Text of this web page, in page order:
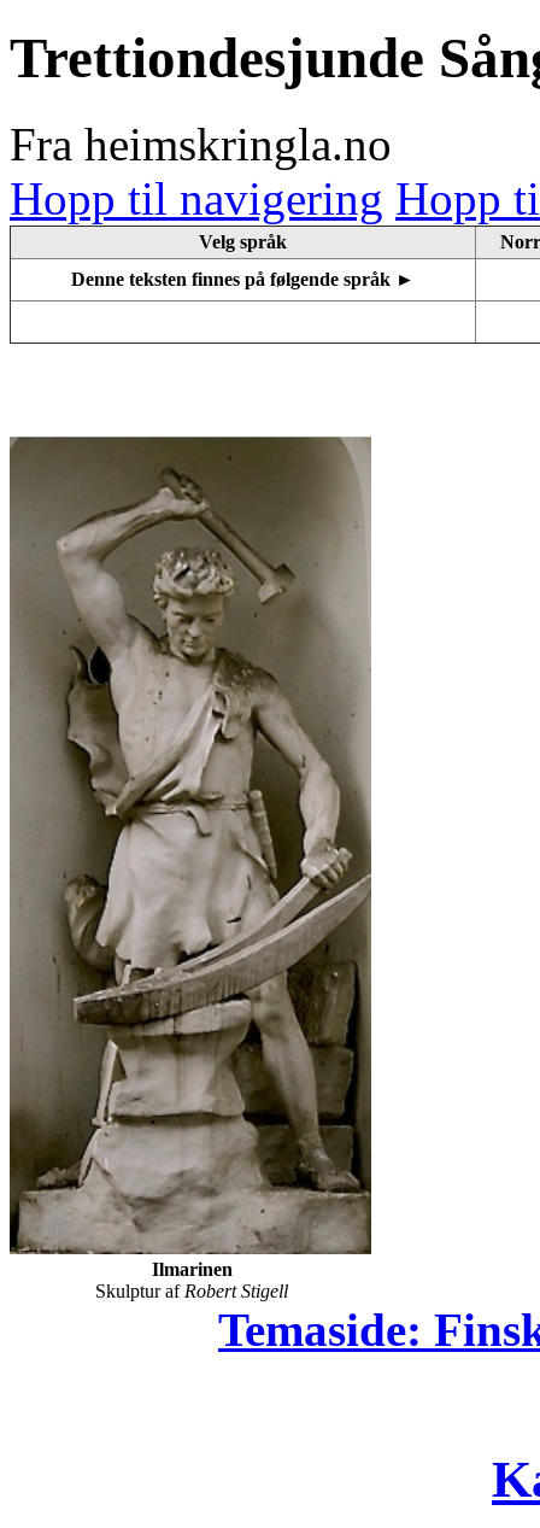
Trettiondesjunde
Fra heimskringla.no
Hopp til navigering Hopp
Velg språk
Denne teksten finnes på følgende språk ►
Ilmarinen
Skulptur af Robert Stigell
Temaside: